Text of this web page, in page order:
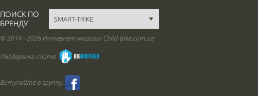
ПОИСК ПО
БРЕНДУ
© 2014 - 2026 Интернет-магазин Child-Bike.com.ua
Поддержка сайта
Вступайте в группу: